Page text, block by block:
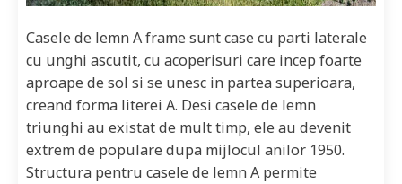
Casele de lemn A frame sunt case cu parti laterale
cu unghi ascutit, cu acoperisuri care incep foarte
aproape de sol si se unesc in partea superioara,
creand forma literei A. Desi casele de lemn
triunghi au existat de mult timp, ele au devenit
extrem de populare dupa mijlocul anilor 1950.
Structura pentru casele de lemn A permite